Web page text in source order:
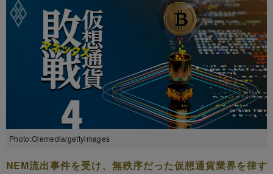
Photo:Olemedia/gettyimages
NEM流出事件を受け、無秩序だった仮想通貨業界を律す